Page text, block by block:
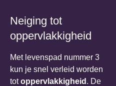
Neiging tot
oppervlakkigheid
Met levenspad nummer 3
kun je snel verleid worden
totoppervlakkigheid . De